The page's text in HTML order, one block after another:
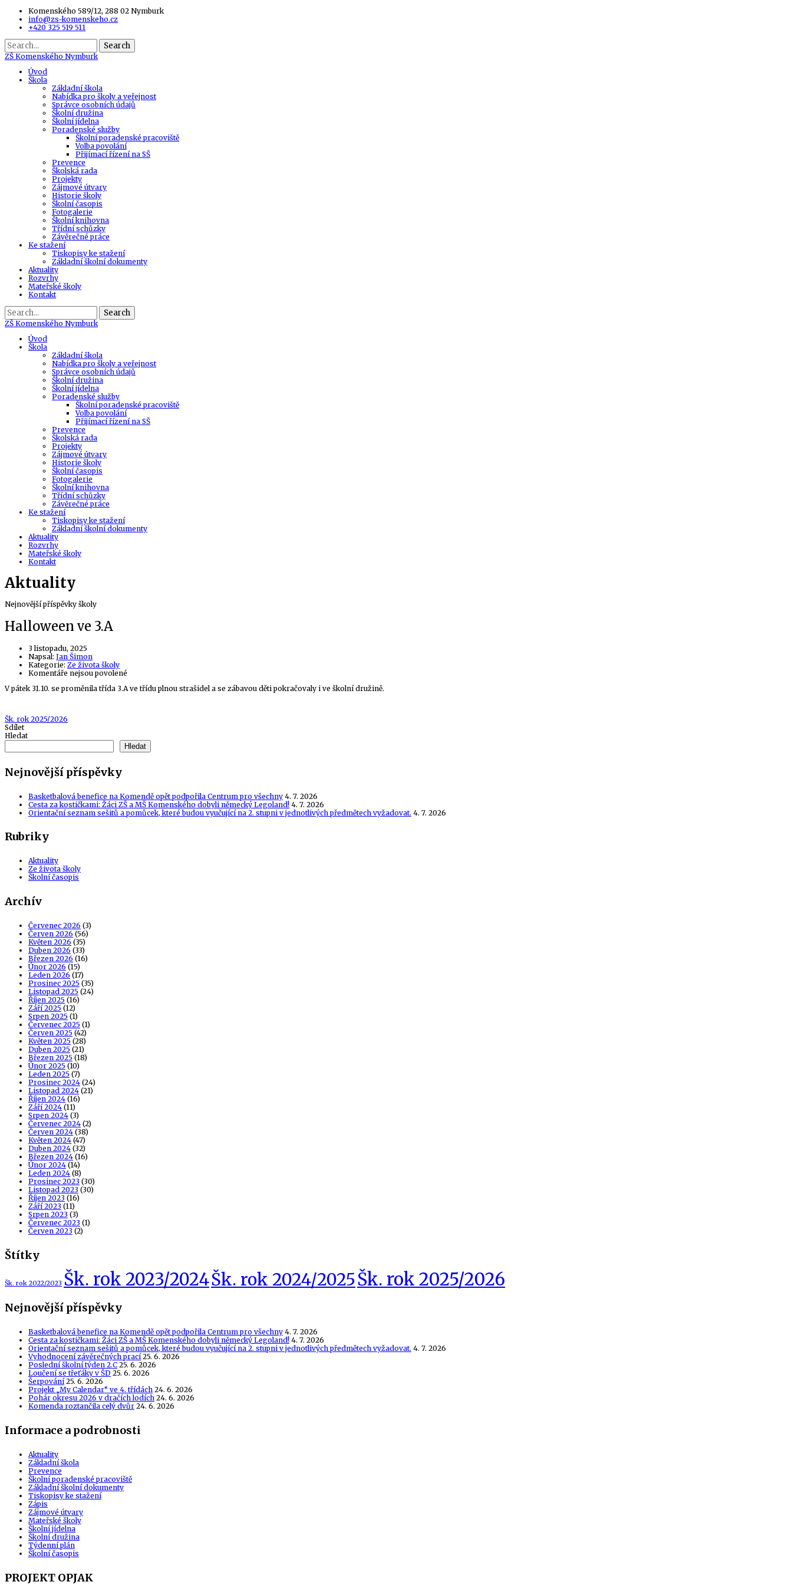
Komenského 589/12, 288 02 Nymburk
info@zs-komenskeho.cz
+420 325 519 511
Search
ZŠ Komenského Nymburk
Úvod
Škola
Základní škola
Nabídka pro školy a veřejnost
Správce osobních údajů
Školní družina
Školní jídelna
Poradenské služby
Školní poradenské pracoviště
Volba povolání
Přijímací řízení na SŠ
Prevence
Školská rada
Projekty
Zájmové útvary
Historie školy
Školní časopis
Fotogalerie
Školní knihovna
Třídní schůzky
Závěrečné práce
Ke stažení
Tiskopisy ke stažení
Základní školní dokumenty
Aktuality
Rozvrhy
Mateřské školy
Kontakt
Search
ZŠ Komenského Nymburk
Úvod
Škola
Základní škola
Nabídka pro školy a veřejnost
Správce osobních údajů
Školní družina
Školní jídelna
Poradenské služby
Školní poradenské pracoviště
Volba povolání
Přijímací řízení na SŠ
Prevence
Školská rada
Projekty
Zájmové útvary
Historie školy
Školní časopis
Fotogalerie
Školní knihovna
Třídní schůzky
Závěrečné práce
Ke stažení
Tiskopisy ke stažení
Základní školní dokumenty
Aktuality
Rozvrhy
Mateřské školy
Kontakt
Aktuality
Nejnovější příspěvky školy
Halloween ve 3.A
3 listopadu, 2025
Napsal: Author
Jan Šimon
Kategorie: Ze života školy
Komentáře nejsou povolené
s
V pátek 31.10. se proměnila třída 3.A ve třídu plnou strašidel a se zábavou děti pokračovaly i ve školní družině.
Tags
Šk. rok 2025/2026
Sdílet
Hledat
Hledat
Nejnovější příspěvky
Basketbalová benefice na Komendě opět podpořila Centrum pro všechny 4. 7. 2026
Cesta za kostičkami: Žáci ZŠ a MŠ Komenského dobyli německý Legoland! 4. 7. 2026
Orientační seznam sešitů a pomůcek, které budou vyučující na 2. stupni v jednotlivých předmětech vyžadovat. 4. 7. 2026
Rubriky
Aktuality
Ze života školy
Školní časopis
Archív
Červenec 2026 (3)
Červen 2026 (56)
Květen 2026 (35)
Duben 2026 (33)
Březen 2026 (16)
Únor 2026 (15)
Leden 2026 (17)
Prosinec 2025 (35)
Listopad 2025 (24)
Říjen 2025 (16)
Září 2025 (12)
Srpen 2025 (1)
Červenec 2025 (1)
Červen 2025 (42)
Květen 2025 (28)
Duben 2025 (21)
Březen 2025 (18)
Únor 2025 (10)
Leden 2025 (7)
Prosinec 2024 (24)
Listopad 2024 (21)
Říjen 2024 (16)
Září 2024 (11)
Srpen 2024 (3)
Červenec 2024 (2)
Červen 2024 (38)
Květen 2024 (47)
Duben 2024 (32)
Březen 2024 (16)
Únor 2024 (14)
Leden 2024 (8)
Prosinec 2023 (30)
Listopad 2023 (30)
Říjen 2023 (16)
Září 2023 (11)
Srpen 2023 (3)
Červenec 2023 (1)
Červen 2023 (2)
Štítky
Šk. rok 2022/2023 Šk. rok 2023/2024Šk. rok 2024/2025Šk. rok 2025/2026
Nejnovější příspěvky
Basketbalová benefice na Komendě opět podpořila Centrum pro všechny 4. 7. 2026
Cesta za kostičkami: Žáci ZŠ a MŠ Komenského dobyli německý Legoland! 4. 7. 2026
Orientační seznam sešitů a pomůcek, které budou vyučující na 2. stupni v jednotlivých předmětech vyžadovat. 4. 7. 2026
Vyhodnocení závěrečných prací 25. 6. 2026
Poslední školní týden 2.C 25. 6. 2026
Loučení se třeťáky v ŠD 25. 6. 2026
Šerpování 25. 6. 2026
Projekt „My Calendar“ ve 4. třídách 24. 6. 2026
Pohár okresu 2026 v dračích lodích 24. 6. 2026
Komenda roztančila celý dvůr 24. 6. 2026
Informace a podrobnosti
Aktuality
Základní škola
Prevence
Školní poradenské pracoviště
Základní školní dokumenty
Tiskopisy ke stažení
Zápis
Zájmové útvary
Mateřské školy
Školní jídelna
Školní družina
Týdenní plán
Školní časopis
PROJEKT OPJAK